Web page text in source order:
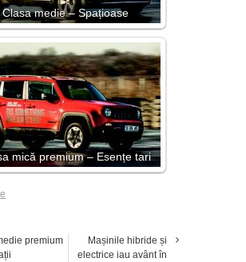
Clasa medie – Spațioase
mică premium – Esențe tari
premium
Mașinile hibride și
electrice iau avânt în